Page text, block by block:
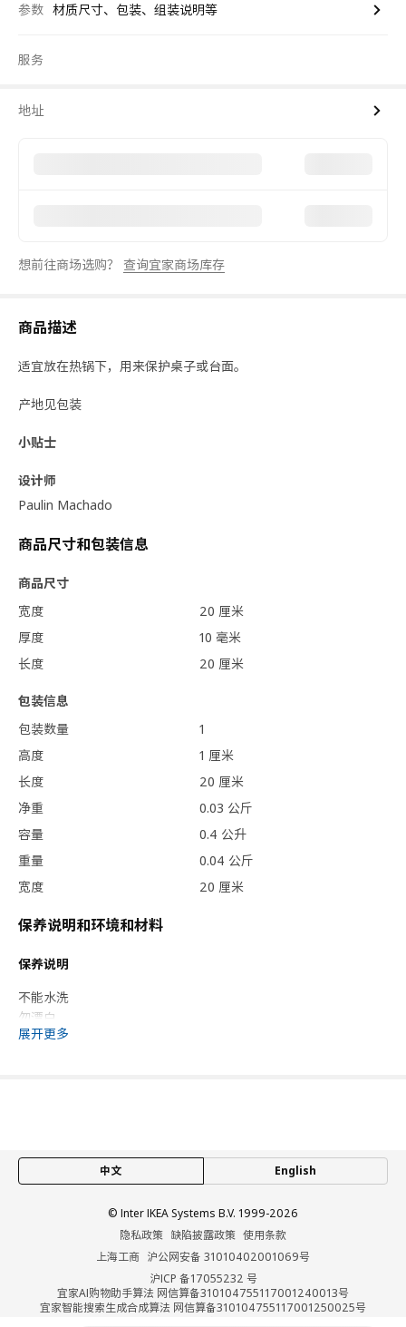
参数 材质尺寸、包装、组装说明等
服务
地址
想前往商场选购？ 查询宜家商场库存
商品描述
适宜放在热锅下，用来保护桌子或台面。
产地见包装
小贴士
设计师
Paulin Machado
商品尺寸和包装信息
商品尺寸
宽度
20 厘米
厚度
10 毫米
长度
20 厘米
包装信息
包装数量
1
高度
1 厘米
长度
20 厘米
净重
0.03 公斤
容量
0.4 公升
重量
0.04 公斤
宽度
20 厘米
保养说明和环境和材料
保养说明
不能水洗
勿漂白
勿滚筒烘干
100%聚酯纤维
“达拉马是瑞典的象征，也是一种充满特色的工艺传统。 在
HÄSTHAGE 海斯豪格 系列中，我运用了达拉马可爱的剪影，搭配
黑白色桦树，以致敬斯堪的纳维亚的自然风光。 最终呈现出简
洁、现代和生动的设计。 对我来说，这些图案象征着对自然的尊
展开更多
中文 English
© Inter IKEA Systems B.V. 1999-2026
隐私政策 缺陷披露政策 使用条款
上海工商 沪公网安备 31010402001069号
沪ICP 备17055232 号
宜家AI购物助手算法 网信算备310104755117001240013号
宜家智能搜索生成合成算法 网信算备310104755117001250025号